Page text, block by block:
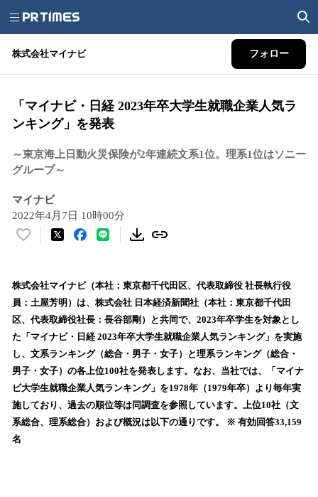
株式会社マイナビ フォロー
「マイナビ・日経 2023年卒大学生就職企業人気ラ
ンキング」を発表
～東京海上日動火災保険が2年連続文系1位。理系1位はソニー
グループ～
マイナビ
2022年4月7日 10時00分
い
！
数
を
読
み
込
み
中
で
す
株式会社マイナビ（本社：東京都千代田区、代表取締役 社長執行役
員：土屋芳明）は、株式会社 日本経済新聞社（本社：東京都千代田
区、代表取締役社長：長谷部剛）と共同で、2023年卒学生を対象とし
た「マイナビ・日経 2023年卒大学生就職企業人気ランキング」を実施
し、文系ランキング（総合・男子・女子）と理系ランキング（総合・
男子・女子）の各上位100社を発表します。なお、当社では、「マイナ
ビ大学生就職企業人気ランキング」を1978年（1979年卒）より毎年実
施しており、過去の順位等は同調査を参照しています。上位10社（文
系総合、理系総合）および概況は以下の通りです。 ※ 有効回答33,159
名